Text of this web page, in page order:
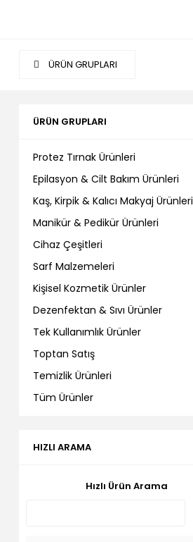
ÜRÜN GRUPLARI
ÜRÜN GRUPLARI
Protez Tırnak Ürünleri
Epilasyon & Cilt Bakım Ürünleri
Kaş, Kirpik & Kalıcı Makyaj Ürünleri
Manikür & Pedikür Ürünleri
Cihaz Çeşitleri
Sarf Malzemeleri
Kişisel Kozmetik Ürünler
Dezenfektan & Sıvı Ürünler
Tek Kullanımlık Ürünler
Toptan Satış
Temizlik Ürünleri
Tüm Ürünler
HIZLI ARAMA
Hızlı Ürün Arama